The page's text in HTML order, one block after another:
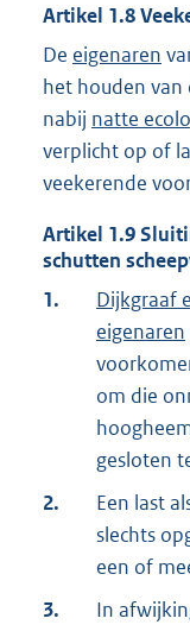
Artikel 1.8
De eigenaren
het houden van
nabij natte
verplicht op of
veekerende
Artikel 1.9
schutten
1.
Dijkgraaf
eigenaren
om die
gesloten
2.
Een last
slechts
een of
3.
In